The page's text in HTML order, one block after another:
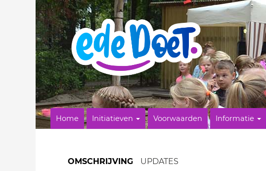
Home Initiatieven Voorwaarden Informatie
OMSCHRIJVING UPDATES